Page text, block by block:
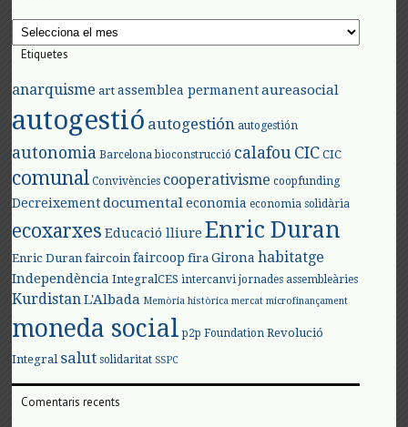
Arxius
Etiquetes
anarquisme art assemblea permanent aureasocial
autogestió autogestión autogestión
autonomia Barcelona bioconstrucció calafouCIC CIC
comunal Convivències cooperativisme coopfunding
Decreixement documental economia economia solidària
ecoxarxes Educació lliure Enric Duran
Enric Duran faircoin faircoop fira Girona habitatge
Independència IntegralCES intercanvi jornades assembleàries
KurdistanL'Albada Memòria històrica mercat microfinançament
moneda social p2p Foundation Revolució
Integral salut solidaritat SSPC
Comentaris recents